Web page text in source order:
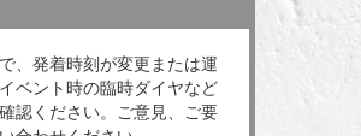
、発着時刻が変更または運
ベント時の臨時ダイヤなど
認ください。ご意見、ご要